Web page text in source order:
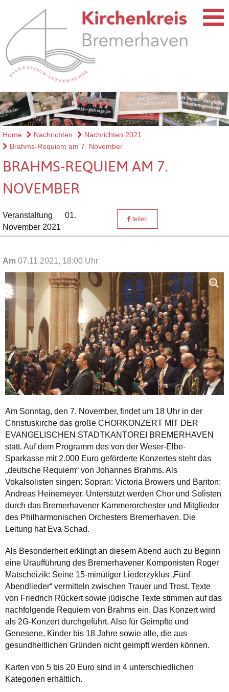
Home Nachrichten
Nachrichten 2021
Brahms-Requiem am 7. November
BRAHMS-REQUIEM AM 7.
NOVEMBER
Veranstaltung
01.
November 2021
teilen
Am 07.11.2021, 18:00 Uhr
Am Sonntag, den 7. November, findet um 18 Uhr in der
Christuskirche das große CHORKONZERT MIT DER
EVANGELISCHEN STADTKANTOREI BREMERHAVEN
statt. Auf dem Programm des von der Weser-Elbe-
Sparkasse mit 2.000 Euro geförderte Konzertes steht das
„deutsche Requiem“ von Johannes Brahms. Als
Vokalsolisten singen: Sopran: Victoria Browers und Bariton:
Andreas Heinemeyer. Unterstützt werden Chor und Solisten
durch das Bremerhavener Kammerorchester und Mitglieder
des Philharmonischen Orchesters Bremerhaven. Die
Leitung hat Eva Schad.
Als Besonderheit erklingt an diesem Abend auch zu Beginn
eine Uraufführung des Bremerhavener Komponisten Roger
Matscheizik: Seine 15-minütiger Liederzyklus „Fünf
Abendlieder“ vermitteln zwischen Trauer und Trost. Texte
von Friedrich Rückert sowie jüdische Texte stimmen auf das
nachfolgende Requiem von Brahms ein. Das Konzert wird
als 2G-Konzert durchgeführt. Also für Geimpfte und
Genesene, Kinder bis 18 Jahre sowie alle, die aus
gesundheitlichen Gründen nicht geimpft werden können.
Karten von 5 bis 20 Euro sind in 4 unterschiedlichen
Kategorien erhältlich.